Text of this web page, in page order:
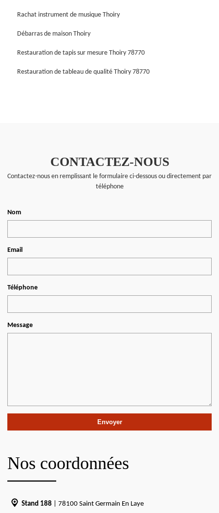
Rachat instrument de musique Thoiry
Débarras de maison Thoiry
Restauration de tapis sur mesure Thoiry 78770
Restauration de tableau de qualité Thoiry 78770
CONTACTEZ-NOUS
Contactez-nous en remplissant le formulaire ci-dessous ou directement par
téléphone
Nom
Email
Téléphone
Message
Nos coordonnées
Stand 188 | 78100 Saint Germain En Laye